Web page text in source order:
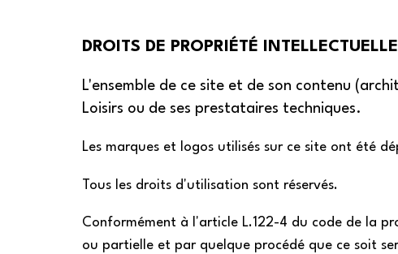
DROITS DE PROPRIÉTÉ INTELLECTUELLE
L'ensemble de ce site et de son contenu
Loisirs ou de ses prestataires techniques.
Les marques et logos utilisés sur ce site ont été
Tous les droits d'utilisation sont réservés.
Conformément à l'article L.122-4 du code de la
ou partielle et par quelque procédé que ce soit